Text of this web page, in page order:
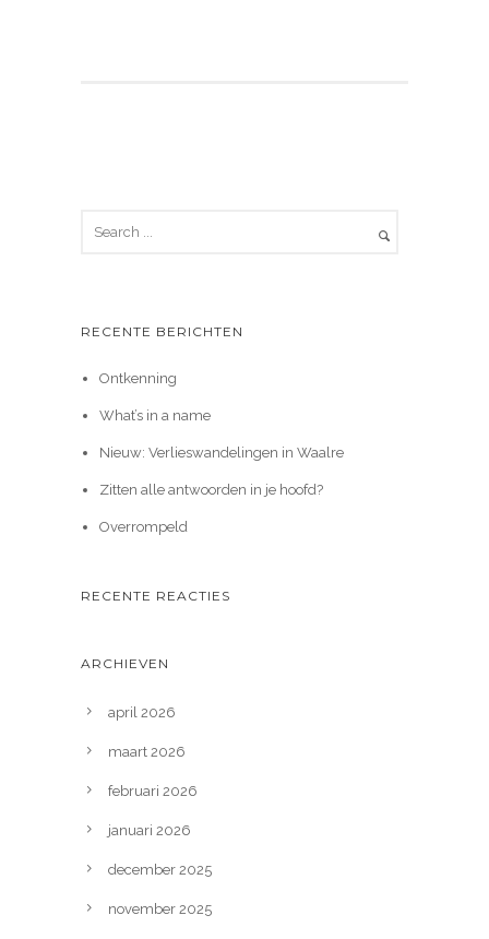
RECENTE BERICHTEN
Ontkenning
What’s in a name
Nieuw: Verlieswandelingen in Waalre
Zitten alle antwoorden in je hoofd?
Overrompeld
RECENTE REACTIES
ARCHIEVEN
april 2026
maart 2026
februari 2026
januari 2026
december 2025
november 2025